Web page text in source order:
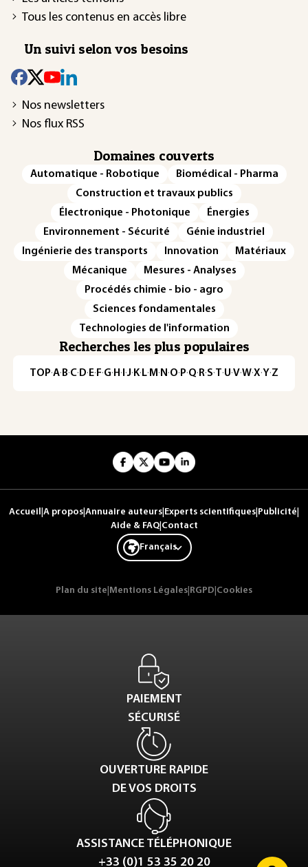
Tous les contenus en accès libre
Un suivi selon vos besoins
Nos newsletters
Nos flux RSS
Domaines couverts
Automatique - Robotique
Biomédical - Pharma
Construction et travaux publics
Électronique - Photonique
Énergies
Environnement - Sécurité
Génie industriel
Ingénierie des transports
Innovation
Matériaux
Mécanique
Mesures - Analyses
Procédés chimie - bio - agro
Sciences fondamentales
Technologies de l'information
Recherches les plus populaires
TOP·A·B·C· D· E· F·G· H · ·J· K· L· M · N ·O· P·Q· R·S·T·U·V·W·X·Y·Z
Accueil A propos Annuaire auteurs Experts scientifiques Publicité
Aide & FAQ| Contact
Français
Plan du site Mentions Légales RGPD Cookies
PAIEMENT
SÉCURISÉ
OUVERTURE RAPIDE
DE VOS DROITS
ASSISTANCE TÉLÉPHONIQUE
+33 (0)1 53 35 20 20